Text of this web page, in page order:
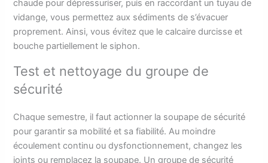
chaude pour dépressuriser, puis en raccordant un tuyau de
vidange, vous permettez aux sédiments de s’évacuer
proprement. Ainsi, vous évitez que le calcaire durcisse et
bouche partiellement le siphon.
Test et nettoyage du groupe de
sécurité
Chaque semestre, il faut actionner la soupape de sécurité
pour garantir sa mobilité et sa fiabilité. Au moindre
écoulement continu ou dysfonctionnement, changez les
joints ou remplacez la soupape. Un groupe de sécurité